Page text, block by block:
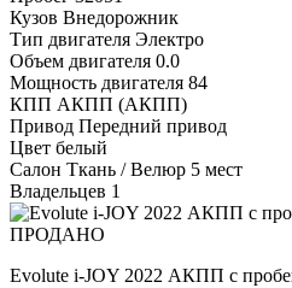
Кузов Внедорожник
Тип двигателя Электро
Объем двигателя 0.0
Мощность двигателя 84
КПП АКПП (АКПП)
Привод Передний привод
Цвет белый
Салон Ткань / Велюр 5 мест
Владельцев 1
ПРОДАНО
Evolute i-JOY 2022 АКПП с